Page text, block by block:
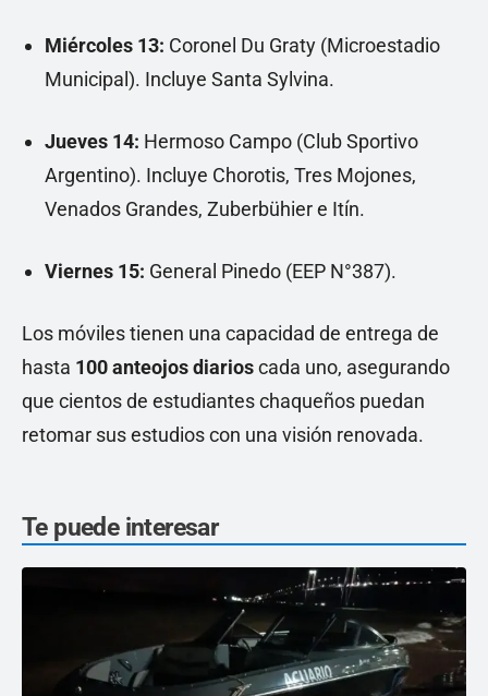
Miércoles 13: Coronel Du Graty (Microestadio
Municipal). Incluye Santa Sylvina.
Jueves 14: Hermoso Campo (Club Sportivo
Argentino). Incluye Chorotis, Tres Mojones,
Venados Grandes, Zuberbühier e Itín.
Viernes 15: General Pinedo (EEP N°387).
Los móviles tienen una capacidad de entrega de
hasta 100 anteojos diarioscada uno, asegurando
que cientos de estudiantes chaqueños puedan
retomar sus estudios con una visión renovada.
Te puede interesar